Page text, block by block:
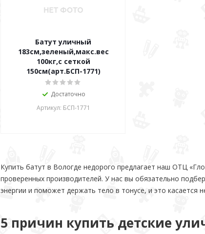
Батут уличный
183см,зеленый,макс.вес
100кг,с сеткой
150см(арт.БСП-1771)
Достаточно
Артикул: БСП-1771
Купить батут в Вологде недорого предлагает наш ОТЦ
проверенных производителей. У нас вы обязательно
энергии и поможет держать тело в тонусе, и это касается
5 причин купить детские